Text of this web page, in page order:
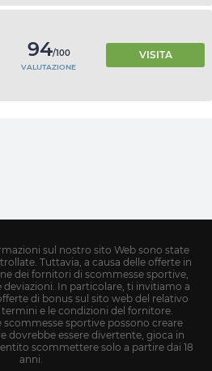
94/100
VALUTAZIONE
VISITA
sul nostro sito Web sono state
Tuttavia, a causa delle offerte in
dei fornitori di scommesse sportive,
In particolare, ti invitiamo a
di bonus sul sito web del relativo
e le condizioni del fornitore.
scommesse sportive possono creare
dovrebbe essere divertente, gioca in
scommettere solo a partire dai 18
anni.